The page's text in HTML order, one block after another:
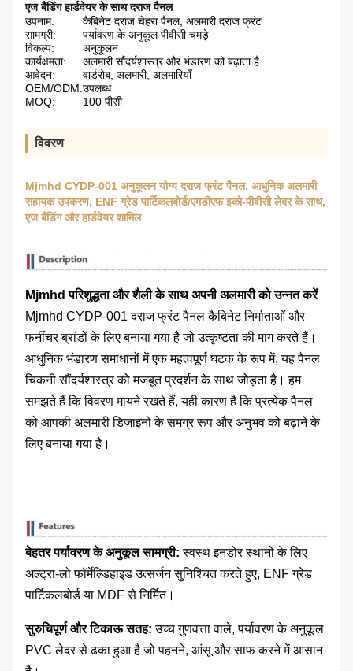
एज बैंडिंग हार्डवेयर के साथ दराज पैनल
उपनाम:
कैबिनेट दराज चेहरा पैनल, अलमारी दराज फ्रंट
सामग्री:
पर्यावरण के अनुकूल पीवीसी चमड़े
विकल्प:
अनुकूलन
कार्यक्षमता:
अलमारी सौंदर्यशास्त्र और भंडारण को बढ़ाता है
आवेदन:
वार्डरोब, अलमारी, अलमारियाँ
OEM/ODM:उपलब्ध
MOQ:
100 पीसी
विवरण
Mjmhd CYDP-001 अनुकूलन योग्य दराज फ्रंट पैनल, आधुनिक अलमारी
सहायक उपकरण, ENF ग्रेड पार्टिकलबोर्ड/एमडीएफ इको-पीवीसी लेदर के साथ,
एज बैंडिंग और हार्डवेयर शामिल
Mjmhd परिशुद्धता और शैली के साथ अपनी अलमारी को उन्नत करें
Mjmhd CYDP-001 दराज फ्रंट पैनल कैबिनेट निर्माताओं और
फर्नीचर ब्रांडों के लिए बनाया गया है जो उत्कृष्टता की मांग करते हैं।
आधुनिक भंडारण समाधानों में एक महत्वपूर्ण घटक के रूप में, यह पैनल
चिकनी सौंदर्यशास्त्र को मजबूत प्रदर्शन के साथ जोड़ता है। हम
समझते हैं कि विवरण मायने रखते हैं, यही कारण है कि प्रत्येक पैनल
को आपकी अलमारी डिजाइनों के समग्र रूप और अनुभव को बढ़ाने के
लिए बनाया गया है।
बेहतर पर्यावरण के अनुकूल सामग्री: ​ स्वस्थ इनडोर स्थानों के लिए
अल्ट्रा-लो फॉर्मेल्डिहाइड उत्सर्जन सुनिश्चित करते हुए, ENF ग्रेड
पार्टिकलबोर्ड या MDF से निर्मित।
सुरुचिपूर्ण और टिकाऊ सतह: ​ उच्च गुणवत्ता वाले, पर्यावरण के अनुकूल
PVC लेदर से ढका हुआ है जो पहनने, आंसू और साफ करने में आसान